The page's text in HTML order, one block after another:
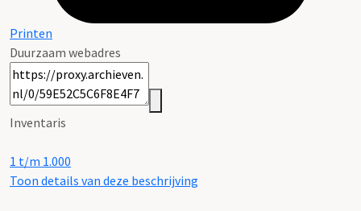
Printen
Duurzaam webadres
Inventaris
1 t/m 1.000
Toon details van deze beschrijving